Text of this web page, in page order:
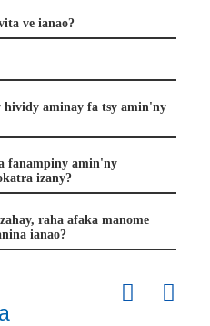
ve ianao?
hividy aminay fa tsy amin'ny
fanampiny amin'ny
izany?
raha afaka manome
ianao?